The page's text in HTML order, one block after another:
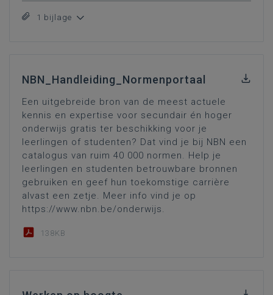
1 bijlage
NBN_Handleiding_Normenportaal
Een uitgebreide bron van de meest actuele
kennis en expertise voor secundair én hoger
onderwijs gratis ter beschikking voor je
leerlingen of studenten? Dat vind je bij NBN een
catalogus van ruim 40 000 normen. Help je
leerlingen en studenten betrouwbare bronnen
gebruiken en geef hun toekomstige carrière
alvast een zetje. Meer info vind je op
https://www.nbn.be/onderwijs.
138KB